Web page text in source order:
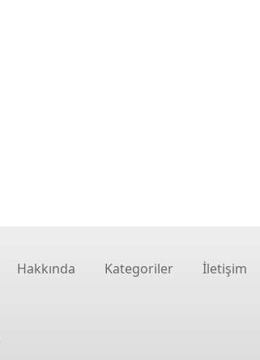
Hakkında Kategoriler İletişim